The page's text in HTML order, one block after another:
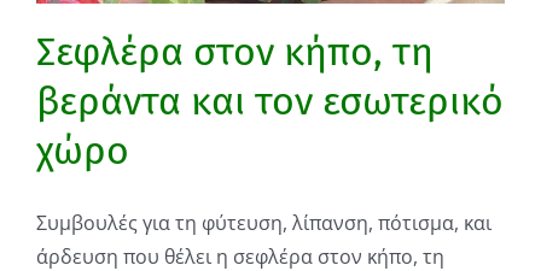
Σεφλέρα στον κήπο, τη
βεράντα και τον εσωτερικό
χώρο
Συμβουλές για τη φύτευση, λίπανση, πότισμα, και
άρδευση που θέλει η σεφλέρα στον κήπο, τη